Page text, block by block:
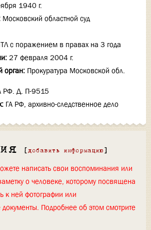
1940 г.
Московский областной суд
с поражением в правах на 3 года
27 февраля 2004 г.
орган: Прокуратура Московской обл.
РФ. Д. П-9515
ГА РФ, архивно-следственное дело
[ добавить информацию ]
написать свои воспоминания или
о человеке, которому посвящена
к ней фотографии или
Подробнее об этом смотрите